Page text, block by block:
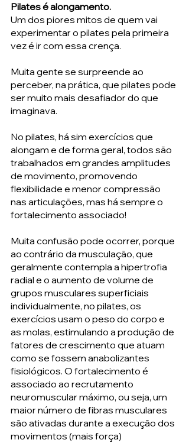
Pilates é alongamento.
Um dos piores mitos de quem vai
experimentar o pilates pela primeira
vez é ir com essa crença.
Muita gente se surpreende ao
perceber, na prática, que pilates pode
ser muito mais desafiador do que
imaginava.
No pilates, há sim exercícios que
alongam e de forma geral, todos são
trabalhados em grandes amplitudes
de movimento, promovendo
flexibilidade e menor compressão
nas articulações, mas há sempre o
fortalecimento associado!
Muita confusão pode ocorrer, porque
ao contrário da musculação, que
geralmente contempla a hipertrofia
radial e o aumento de volume de
grupos musculares superficiais
individualmente, no pilates, os
exercícios usam o peso do corpo e
as molas, estimulando a produção de
fatores de crescimento que atuam
como se fossem anabolizantes
fisiológicos. O fortalecimento é
associado ao recrutamento
neuromuscular máximo, ou seja, um
maior número de fibras musculares
são ativadas durante a execução dos
movimentos (mais força)